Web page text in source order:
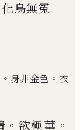
化鳥無冤
。 身非金色 。 衣
。 欲極華 。